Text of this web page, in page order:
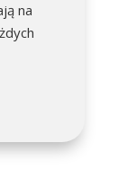
na